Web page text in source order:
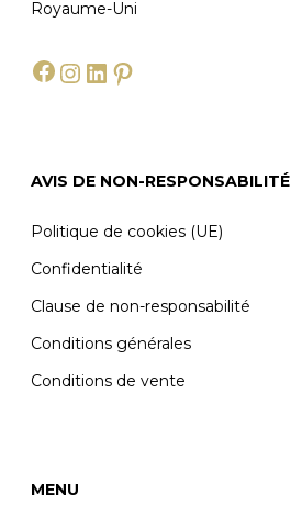
Royaume-Uni
Facebook
Instagram
LinkedIn
AVIS DE NON-RESPONSABILITÉ
Politique de cookies (UE)
Confidentialité
Clause de non-responsabilité
Conditions générales
Conditions de vente
MENU